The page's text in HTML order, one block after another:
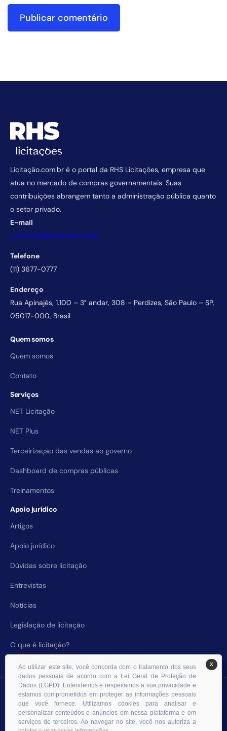
Licitação.com.br é o portal da RHS Licitações, empresa que
atua no mercado de compras governamentais. Suas
contribuições abrangem tanto a administração pública quanto
o setor privado.
E-mail
comercial@licitacao.com.br
Telefone
(11) 3677-0777
Endereço
Rua Apinajés, 1.100 – 3° andar, 308 – Perdizes, São Paulo – SP,
05017-000, Brasil
Quem somos
Quem somos
Contato
Serviços
NET Licitação
NET Plus
Terceirização das vendas ao governo
Dashboard de compras públicas
Treinamentos
Apoio jurídico
Artigos
Apoio jurídico
Dúvidas sobre licitação
Entrevistas
Notícias
Legislação de licitação
O que é licitação?
© 2026 RHS Licitações. Todos os direitos reservados.
X
Ao utilizar este site, você concorda com o tratamento dos seus
dados pessoais de acordo com a Lei Geral de Proteção de
Dados (LGPD). Entendemos e respeitamos a sua privacidade e
estamos comprometidos em proteger as informações pessoais
que você fornece. Utilizamos cookies para analisar e
personalizar conteúdos e anúncios em nossa plataforma e em
serviços de terceiros. Ao navegar no site, você nos autoriza a